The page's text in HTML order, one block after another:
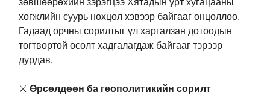
зөвшөөрөхийн зэрэгцээ Хятадын урт хугацааны
хөгжлийн суурь нөхцөл хэвээр байгааг онцоллоо.
Гадаад орчны сорилтыг үл харгалзан дотоодын
тогтвортой өсөлт хадгалагдаж байгааг тэрээр
дурдав.
⚔️ Өрсөлдөөн ба геополитикийн сорилт